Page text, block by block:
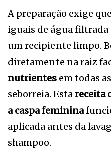
A preparação exige
iguais de água
um recipiente limpo.
diretamente na raiz
nutrientes em todas
seborreia. Estareceita
a caspa feminina
aplicada antes da
shampoo.